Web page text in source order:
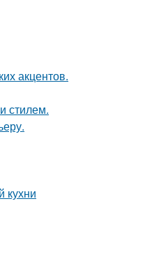
акцентов.
стилем.
кухни